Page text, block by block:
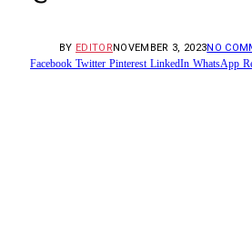
BY EDITORNOVEMBER 3, 2023NO
Facebook Twitter Pinterest LinkedIn WhatsApp